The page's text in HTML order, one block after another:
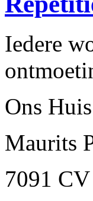
Iedere
Ons Huis
Maurits
7091